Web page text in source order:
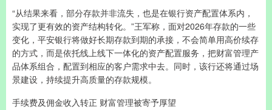
“从结果来看，部分存款并非流失，也是在银行资产配置体系内，
实现了更有效的资产结构转化。”王军称，面对2026年存款的一些
变化，平安银行将做好长期存款到期的承接，不会简单用高价续存
的方式，而是依托线上线下一体化的资产配置服务，把财富管理产
品体系组合，配置到相应的客户需求中去。同时，该行还将通过场
景建设，持续提升高质量的存款规模。
手续费及佣金收入转正 财富管理被寄予厚望